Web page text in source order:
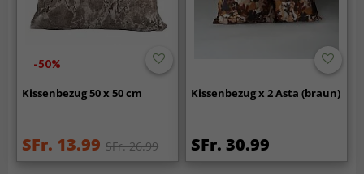
-50%
Kissenbezug 50 x 50 cm
SFr. 13.99 SFr. 26.99
Kissenbezug x 2 Asta (braun)
SFr. 30.99